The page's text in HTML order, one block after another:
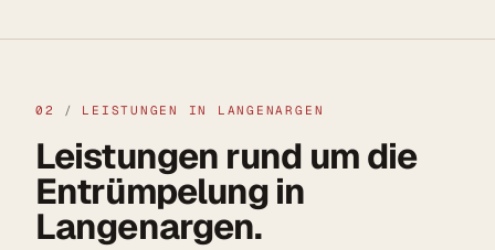
02 / LEISTUNGEN IN LANGENARGEN
Leistungen rund um die
Entrümpelung in
Langenargen.